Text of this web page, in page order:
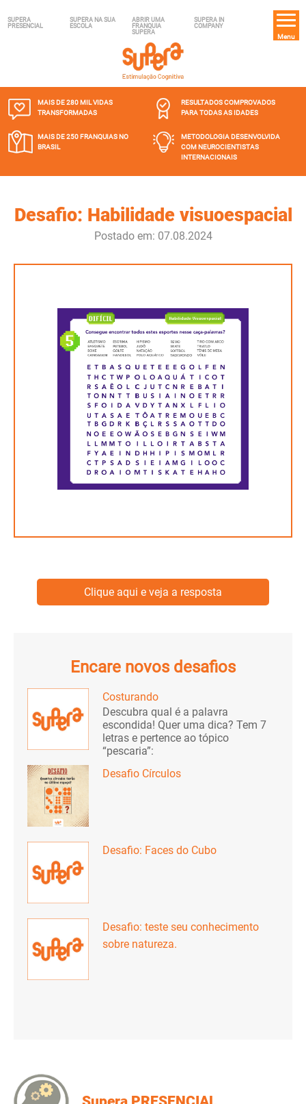
SUPERA
PRESENCIAL
SUPERA NA SUA
ESCOLA
ABRIR UMA
FRANQUIA
SUPERA
SUPERA IN
COMPANY
Menu
MAIS DE 280 MILVIDAS
TRANSFORMADAS
RESULTADOS COMPROVADOS
PARA TODAS AS IDADES
MAIS DE 250 FRANQUIASNO
BRASIL
METODOLOGIA DESENVOLVIDA
COM NEUROCIENTISTAS
INTERNACIONAIS
Desafio: Habilidade visuoespacial
Postado em: 07.08.2024
Clique aqui e veja a resposta
Encare novos desafios
Costurando
Descubra qual é a palavra
escondida! Quer uma dica? Tem 7
letras e pertence ao tópico
“pescaria”:
Desafio Círculos
Desafio: Faces do Cubo
Desafio: teste seu conhecimento
sobre natureza.